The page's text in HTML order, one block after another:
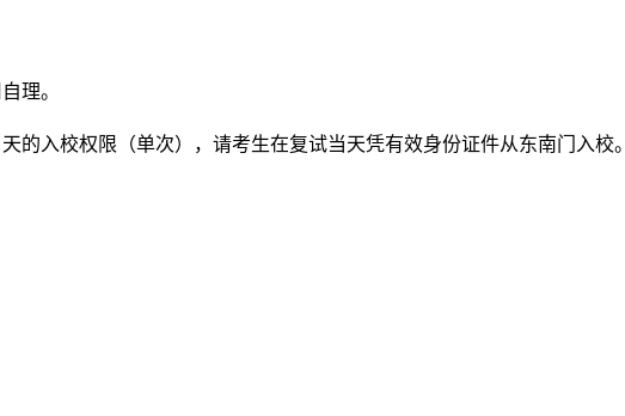
理。
的入校权限（单次），请考生在复试当天凭有效身份证件从东南门入校。